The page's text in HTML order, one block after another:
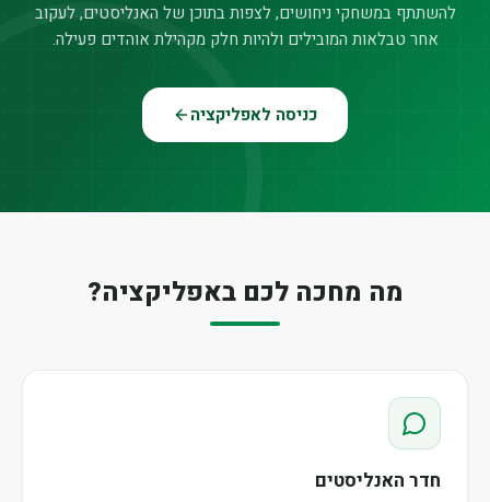
להשתתף במשחקי ניחושים, לצפות בתוכן של האנליסטים, לעקוב
אחר טבלאות המובילים ולהיות חלק מקהילת אוהדים פעילה.
כניסה לאפליקציה
מה מחכה לכם באפליקציה?
חדר האנליסטים